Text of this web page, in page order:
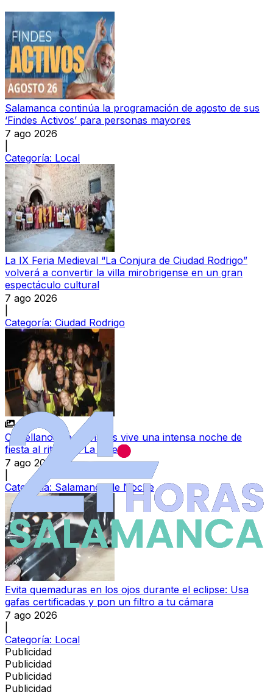
Salamanca continúa la programación de agosto de sus
‘Findes Activos’ para personas mayores
7 ago 2026
Categoría: Local
La IX Feria Medieval “La Conjura de Ciudad Rodrigo”
volverá a convertir la villa mirobrigense en un gran
espectáculo cultural
7 ago 2026
Categoría: Ciudad Rodrigo
Castellanos de Moriscos vive una intensa noche de
fiesta al ritmo de La Huella
7 ago 2026
Categoría: Salamanca de Noche
Evita quemaduras en los ojos durante el eclipse: Usa
gafas certificadas y pon un filtro a tu cámara
7 ago 2026
Categoría: Local
Publicidad
Publicidad
Publicidad
Publicidad